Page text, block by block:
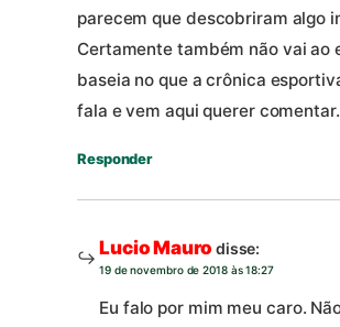
parecem que descobriram algo
Certamente também não vai ao
baseia no que a crônica
fala e vem aqui querer comentar.
Responder
Lucio Mauro disse:
19 de novembro de 2018 às 18:27
Eu falo por mim meu caro.